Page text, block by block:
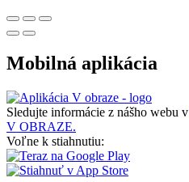
Mobilná aplikácia
Sledujte informácie z nášho webu v
V OBRAZE.
Voľne k stiahnutiu: